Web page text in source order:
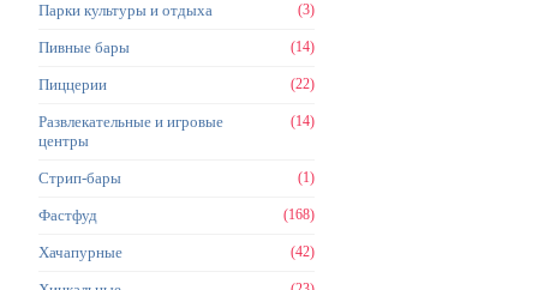
Парки культуры и отдыха (3)
Пивные бары (14)
Пиццерии (22)
Развлекательные и игровые
центры
(14)
Стрип-бары (1)
Фастфуд (168)
Хачапурные (42)